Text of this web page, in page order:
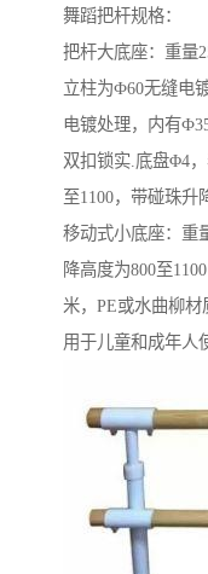
舞蹈把杆规格：
把杆大底座：重量
立柱为Ф60无缝电
电镀处理，内有
双扣锁实.底盘Φ4
至1100，带碰珠升
移动式小底座：重
降高度为800至
米，PE或水曲柳
用于儿童和成年人